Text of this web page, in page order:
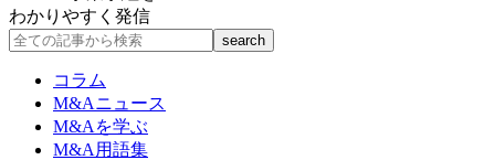
わかりやすく発信
コラム
M&Aニュース
M&Aを学ぶ
M&A用語集